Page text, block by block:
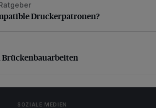
Druckerpatronen?
Druckerpatronen?
Brückenbauarbeiten
SOZIALE MEDIEN